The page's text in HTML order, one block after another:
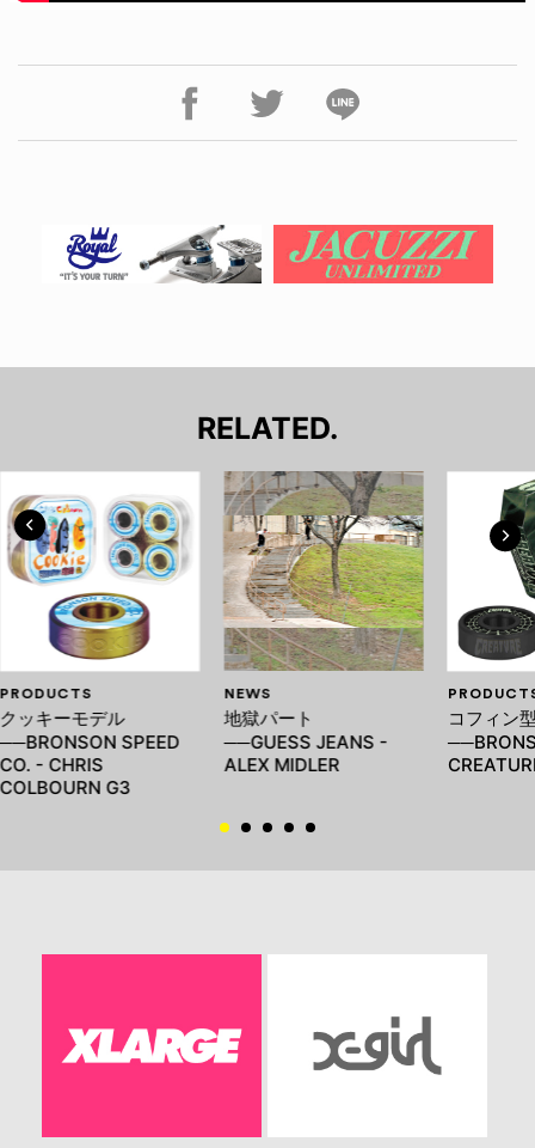
RELATED.
PRODUCTS
クッキーモデル
──BRONSON SPEED
CO. - CHRIS
COLBOURN G3
NEWS
地獄パート
──GUESS JEANS -
ALEX MIDLER
コフィン